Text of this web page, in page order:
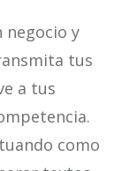
negocio y
tus
a tus
como